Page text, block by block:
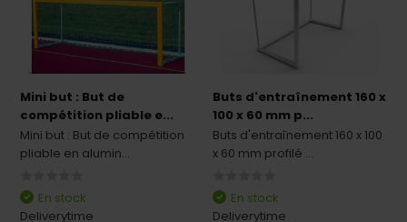
Mini but : But de
compétition pliable e...
Mini but : But de compétition
pliable en alumin...
En stock
Deliverytime
Buts d'entraînement 160 x
100 x 60 mm p...
Buts d'entraînement 160 x 100
x 60 mm profilé ...
En stock
Deliverytime